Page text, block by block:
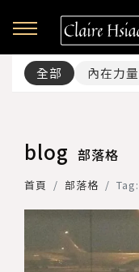
回主選單
微光中的貓｜
受訪・客座足
回主選單
文字裡的微光貓
耳朵裡的微光貓
回主選單
催眠預約｜
課程總覽｜
全部 內在力
blog 部落格
首頁 部落格